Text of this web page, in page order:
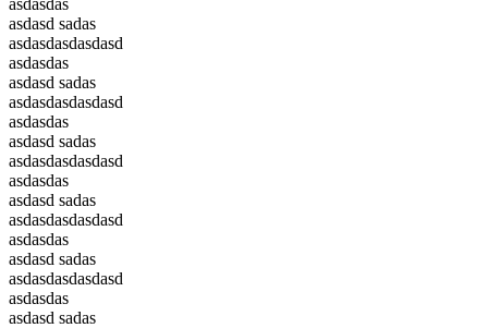
asdasdas
asdasd sadas
asdasdasdasdasd
asdasdas
asdasd sadas
asdasdasdasdasd
asdasdas
asdasd sadas
asdasdasdasdasd
asdasdas
asdasd sadas
asdasdasdasdasd
asdasdas
asdasd sadas
asdasdasdasdasd
asdasdas
asdasd sadas